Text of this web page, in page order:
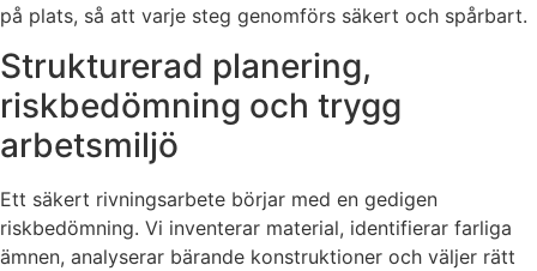
på plats, så att varje steg genomförs säkert och spårbart.
Strukturerad planering,
riskbedömning och trygg
arbetsmiljö
Ett säkert rivningsarbete börjar med en gedigen
riskbedömning. Vi inventerar material, identifierar farliga
ämnen, analyserar bärande konstruktioner och väljer rätt